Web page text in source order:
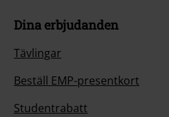
Dina erbjudanden
Tävlingar
Beställ EMP-presentkort
Studentrabatt